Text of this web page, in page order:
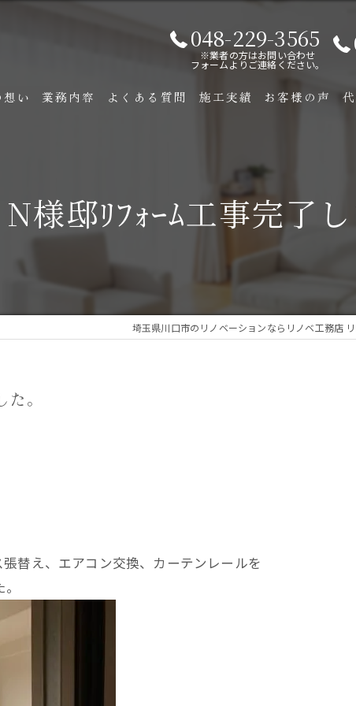
048-229-3565
※業者の方はお問い合わせ
フォームよりご連絡ください。
い 業務内容 よくある質問 施工実績 お客様の声
様邸ﾘﾌｫｰﾑ工事完了
埼玉県川口市のリノベーションならリノベ工務店
。
替え、エアコン交換、カーテンレールを